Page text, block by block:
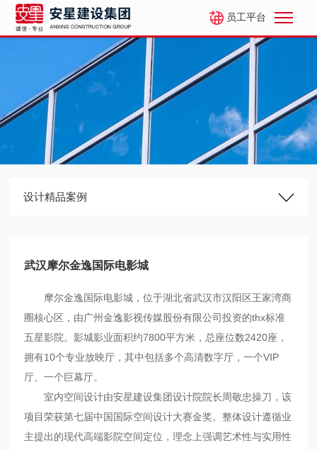
员工平台
设计精品案例
武汉摩尔金逸国际电影城
摩尔金逸国际电影城，位于湖北省武汉市汉阳区王家湾商
圈核心区，由广州金逸影视传媒股份有限公司投资的thx标准
五星影院。影城影业面积约7800平方米，总座位数2420座，
拥有10个专业放映厅，其中包括多个高清数字厅，一个VIP
厅、一个巨幕厅。
室内空间设计由安星建设集团设计院院长周敬忠操刀，该
项目荣获第七届中国国际空间设计大赛金奖。整体设计遵循业
主提出的现代高端影院空间定位，理念上强调艺术性与实用性